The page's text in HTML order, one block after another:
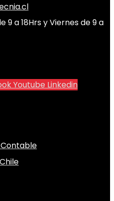
9 a 18Hrs y Viernes de 9 a
Youtube Linkedin